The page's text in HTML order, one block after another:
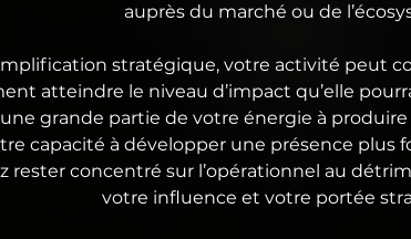
auprès du marché ou de
stratégique, votre activité peut
atteindre le niveau d’impact qu’elle
grande partie de votre énergie à
capacité à développer une présence plus
rester concentré sur l’opérationnel au
votre influence et votre portée